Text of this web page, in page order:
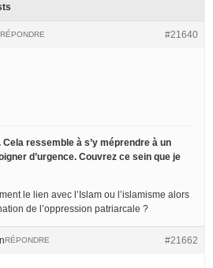
#21640
RÉPONDRE
ressemble à s’y méprendre à un
d’urgence. Couvrez ce sein que je
le lien avec l’Islam ou l’islamisme alors
de l’oppression patriarcale ?
#21662
RÉPONDRE